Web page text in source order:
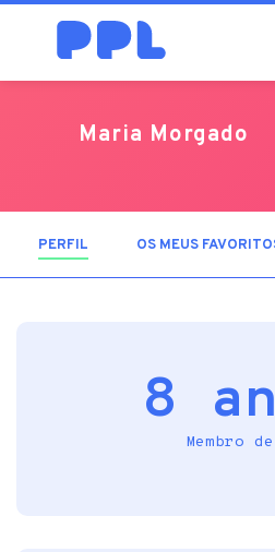
Maria Morgado
PERFIL (SEPARADOR ATIVO)
OS MEUS
8
Membro